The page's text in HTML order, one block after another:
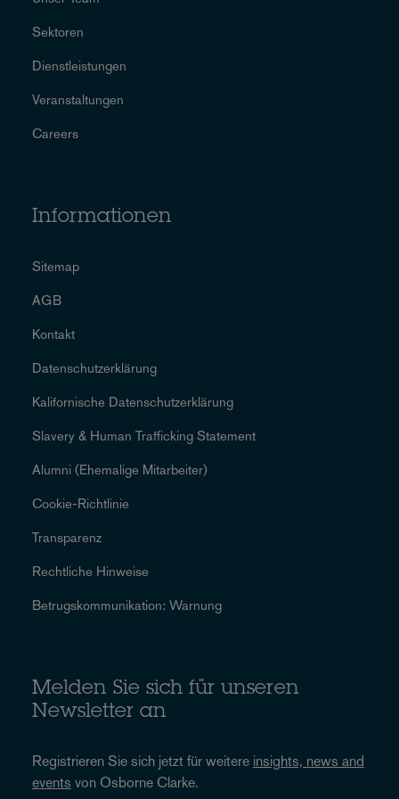
Sektoren
Dienstleistungen
Veranstaltungen
Careers
Informationen
Sitemap
AGB
Kontakt
Datenschutzerklärung
Kalifornische Datenschutzerklärung
Slavery & Human Trafficking Statement
Alumni (Ehemalige Mitarbeiter)
Cookie-Richtlinie
Transparenz
Rechtliche Hinweise
Betrugskommunikation: Warnung
Melden Sie sich für unseren
Newsletter an
Registrieren Sie sich jetzt für weitere insights, news and
events von Osborne Clarke.